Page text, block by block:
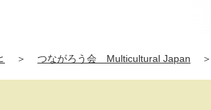
＞ つながろう会 Multicultural Japan ＞